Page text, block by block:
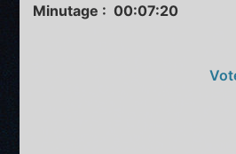
Minutage : 00:07:20